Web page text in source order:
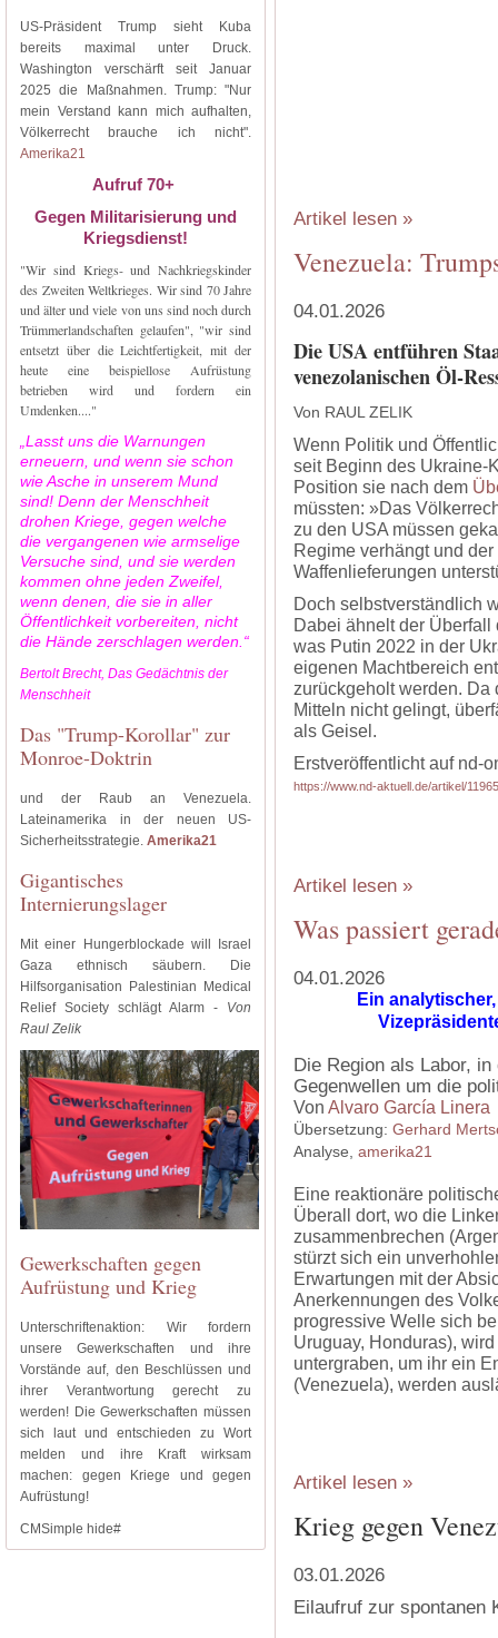
US-Präsident Trump sieht Kuba
bereits maximal unter Druck.
Washington verschärft seit Januar
2025 die Maßnahmen. Trump: "Nur
mein Verstand kann mich aufhalten,
Völkerrecht brauche ich nicht".
Amerika21
Aufruf 70+
Gegen Militarisierung und
Kriegsdienst!
"Wir sind Kriegs- und Nachkriegskinder
des Zweiten Weltkrieges. Wir sind 70 Jahre
und älter und viele von uns sind noch durch
Trümmerlandschaften gelaufen", "wir sind
entsetzt über die Leichtfertigkeit, mit der
heute eine beispiellose Aufrüstung
betrieben wird und fordern ein
Umdenken...."
„Lasst uns die Warnungen
erneuern, und wenn sie schon
wie Asche in unserem Mund
sind! Denn der Menschheit
drohen Kriege, gegen welche
die vergangenen wie armselige
Versuche sind, und sie werden
kommen ohne jeden Zweifel,
wenn denen, die sie in aller
Öffentlichkeit vorbereiten, nicht
die Hände zerschlagen werden.“
Bertolt Brecht, Das Gedächtnis der
Menschheit
Das "Trump-Korollar" zur
Monroe-Doktrin
und der Raub an Venezuela.
Lateinamerika in der neuen US-
Sicherheitsstrategie. Amerika21
Gigantisches
Internierungslager
Mit einer Hungerblockade will Israel
Gaza ethnisch säubern. Die
Hilfsorganisation Palestinian Medical
Relief Society schlägt Alarm - Von
Raul Zelik
Gewerkschaften gegen
Aufrüstung und Krieg
Unterschriftenaktion: Wir fordern
unsere Gewerkschaften und ihre
Vorstände auf, den Beschlüssen und
ihrer Verantwortung gerecht zu
werden! Die Gewerkschaften müssen
sich laut und entschieden zu Wort
melden und ihre Kraft wirksam
machen: gegen Kriege und gegen
Aufrüstung!
CMSimple hide#
Artikel lesen »
Venezuela:
04.01.2026
Die USA entführen
venezolanischen Öl-
Von RAUL ZELIK
Wenn Politik und
seit Beginn des Ukraine-
Position sie nach dem
müssten: »Das
zu den USA müssen
Regime verhängt und
Waffenlieferungen
Doch selbstverständlich
Dabei ähnelt der
was Putin 2022 in der
eigenen Machtbereich
zurückgeholt werden.
Mitteln nicht gelingt,
als Geisel.
Erstveröffentlicht auf nd-
https://www.nd-aktuell.de/artikel/
Artikel lesen »
Was passiert
04.01.2026
Ein
Die Region als Labor,
Gegenwellen um die
Von Alvaro García Linera
Übersetzung: Gerhard
Analyse, amerika21
Eine reaktionäre
Überall dort, wo die
zusammenbrechen
stürzt sich ein
Erwartungen mit der
Anerkennungen des
progressive Welle sich
Uruguay, Honduras),
untergraben, um ihr ein
(Venezuela), werden
Artikel lesen »
Krieg gegen
03.01.2026
Eilaufruf zur spontanen